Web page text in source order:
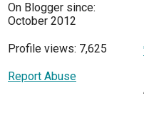
On Blogger since:
October 2012
Profile views: 7,625
Report Abuse